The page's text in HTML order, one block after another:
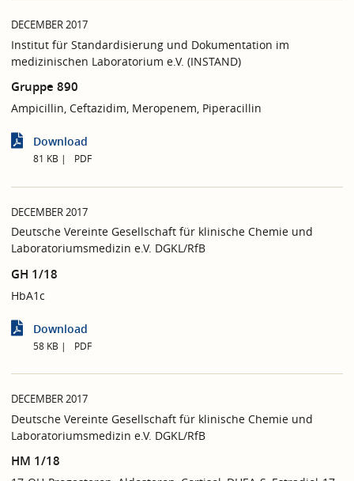
DECEMBER 2017
Institut für Standardisierung und Dokumentation im
medizinischen Laboratorium e.V. (INSTAND)
Gruppe 890
Ampicillin, Ceftazidim, Meropenem, Piperacillin
Download
81 KB PDF
DECEMBER 2017
Deutsche Vereinte Gesellschaft für klinische Chemie und
Laboratoriumsmedizin e.V. DGKL/RfB
GH 1/18
HbA1c
Download
58 KB PDF
DECEMBER 2017
Deutsche Vereinte Gesellschaft für klinische Chemie und
Laboratoriumsmedizin e.V. DGKL/RfB
HM 1/18